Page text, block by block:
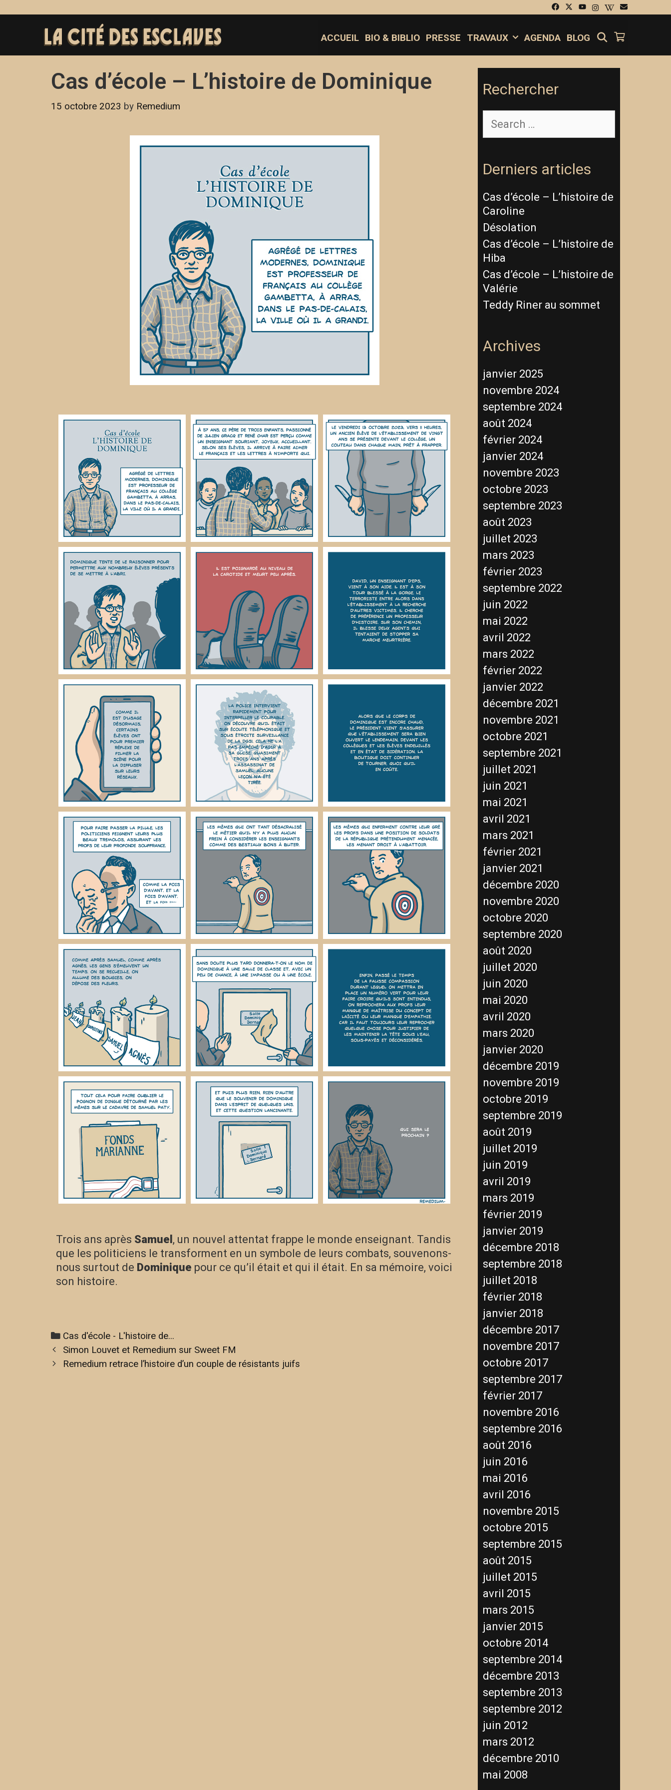
ACCUEIL BIO & BIBLIO PRESSE TRAVAUX AGENDA BLOG SEARCH
Cas d’école – L’histoire de Dominique
15 octobre 2023 by Remedium
Trois ans après Samuel , un nouvel attentat frappe le monde enseignant. Tandis
que les politiciens le transforment en un symbole de leurs combats, souvenons-
nous surtout de Dominique pour ce qu’il était et qui il était. En sa mémoire, voici
son histoire.
Cas d'école - L'histoire de...
Simon Louvet et Remedium sur Sweet FM
Remedium retrace l’histoire d’un couple de résistants juifs
Rechercher
Derniers articles
Cas d’école – L’histoire de
Caroline
Désolation
Cas d’école – L’histoire de
Hiba
Cas d’école – L’histoire de
Valérie
Teddy Riner au sommet
Archives
janvier 2025
novembre 2024
septembre 2024
août 2024
février 2024
janvier 2024
novembre 2023
octobre 2023
septembre 2023
août 2023
juillet 2023
mars 2023
février 2023
septembre 2022
juin 2022
mai 2022
avril 2022
mars 2022
février 2022
janvier 2022
décembre 2021
novembre 2021
octobre 2021
septembre 2021
juillet 2021
juin 2021
mai 2021
avril 2021
mars 2021
février 2021
janvier 2021
décembre 2020
novembre 2020
octobre 2020
septembre 2020
août 2020
juillet 2020
juin 2020
mai 2020
avril 2020
mars 2020
janvier 2020
décembre 2019
novembre 2019
octobre 2019
septembre 2019
août 2019
juillet 2019
juin 2019
avril 2019
mars 2019
février 2019
janvier 2019
décembre 2018
septembre 2018
juillet 2018
février 2018
janvier 2018
décembre 2017
novembre 2017
octobre 2017
septembre 2017
février 2017
novembre 2016
septembre 2016
août 2016
juin 2016
mai 2016
avril 2016
novembre 2015
octobre 2015
septembre 2015
août 2015
juillet 2015
avril 2015
mars 2015
janvier 2015
octobre 2014
septembre 2014
décembre 2013
septembre 2013
septembre 2012
juin 2012
mars 2012
décembre 2010
mai 2008